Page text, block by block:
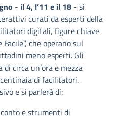
- il 4, l’11 e il 18 - si
curati da esperti della
digitali, figure chiave
che operano sul
meno esperti. Gli
circa un’ora e mezza
di facilitatori.
e si parlerà di:
e strumenti di